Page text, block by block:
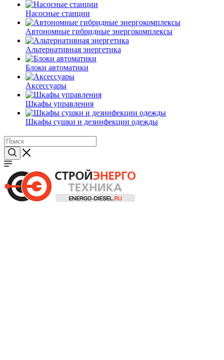
Насосные станции
Автономные гибридные энергокомплексы
Альтернативная энергетика
Блоки автоматики
Аксессуары
Шкафы управления
Шкафы сушки и дезинфекции одежды